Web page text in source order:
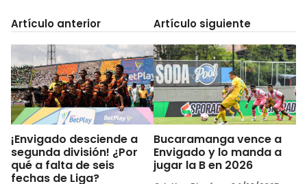
Artículo anterior
¡Envigado desciende a
segunda división! ¿Por
qué a falta de seis
fechas de Liga?
Artículo siguiente
Bucaramanga vence a
Envigado y lo manda a
jugar la B en 2026